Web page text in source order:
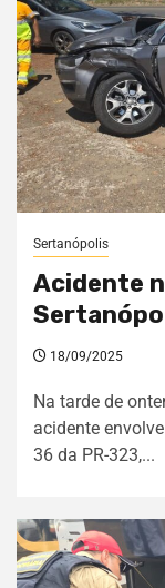
Sertanópolis
Acidente
18/09/2025
Na tarde de
acidente
36 da PR-323,...